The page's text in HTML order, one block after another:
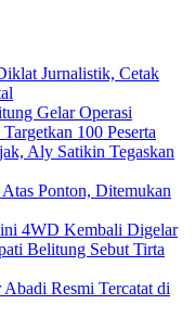
Jurnalistik, Cetak
Gelar Operasi
100 Peserta
Aly Satikin Tegaskan
Ponton, Ditemukan
4WD Kembali Digelar
Belitung Sebut Tirta
Resmi Tercatat di